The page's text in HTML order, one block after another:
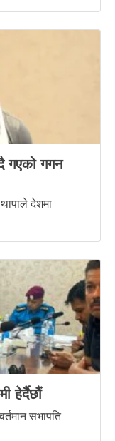
गएको गगन
देशमा
हेर्दैछौं
सभापति